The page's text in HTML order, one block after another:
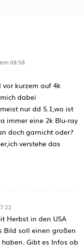
08:58
vor kurzem auf 4k
dabei
nur dd 5.1,wo ist
immer eine 2k Blu-ray
doch garnicht oder?
verstehe das
Herbst in den USA
Bild soll einen großen
Gibt es Infos ob